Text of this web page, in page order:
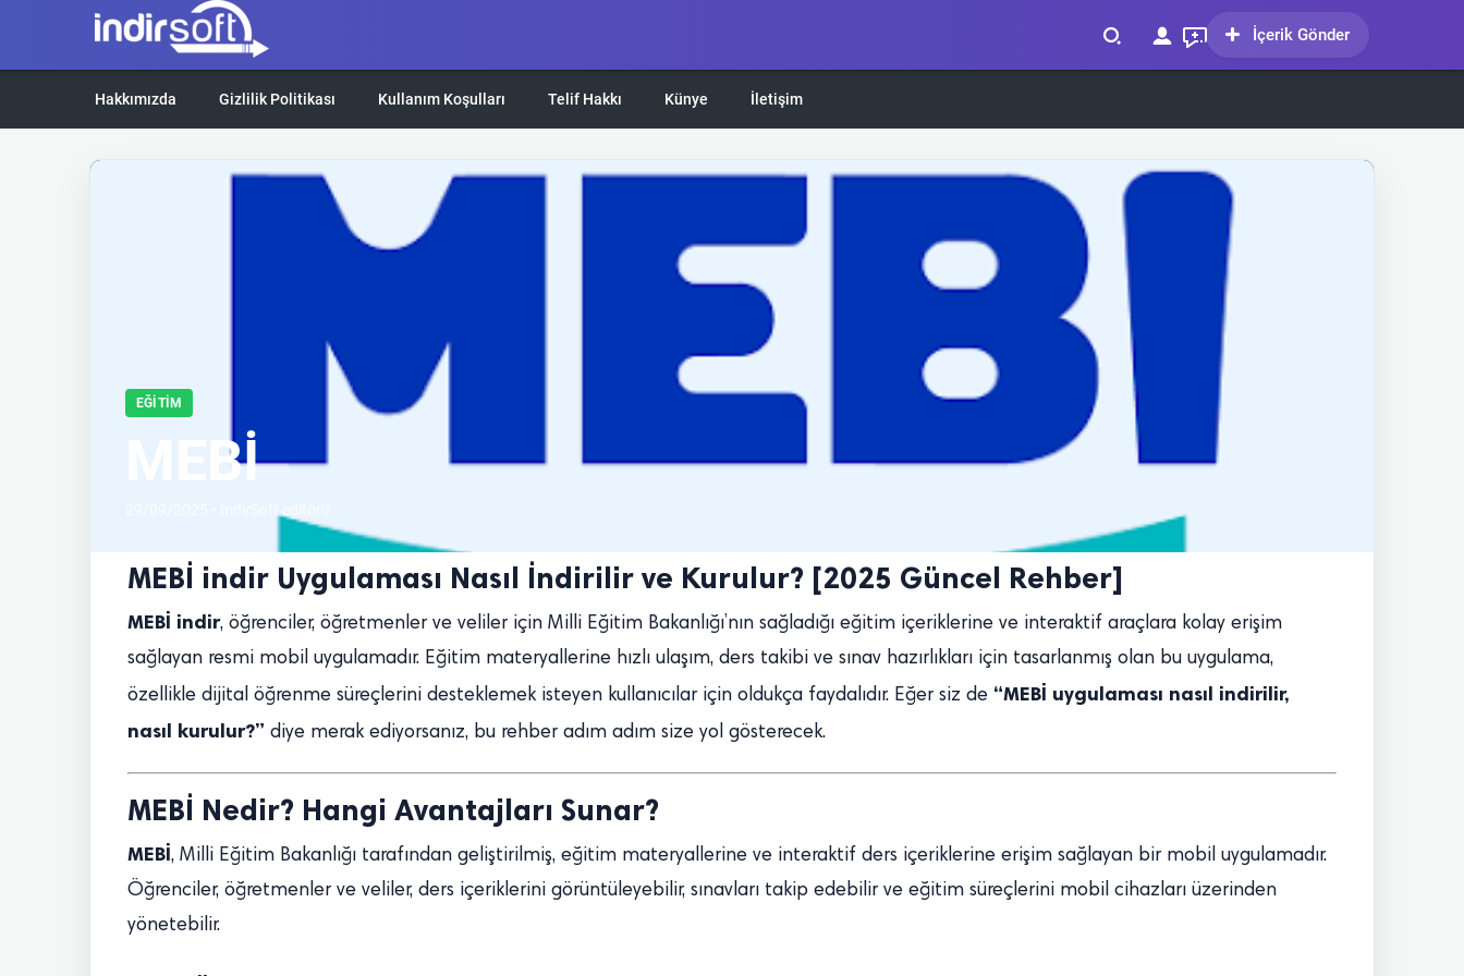
İçerik Gönder
Hakkımızda Gizlilik Politikası Kullanım Koşulları Telif Hakkı Künye İletişim
EĞITIM
MEBİ
MEBİ indir Uygulaması Nasıl İndirilir ve Kurulur? [2025 Güncel Rehber]
MEBİ indir, öğrenciler, öğretmenler ve veliler için Milli Eğitim Bakanlığı’nın sağladığı eğitim içeriklerine ve interaktif araçlara kolay erişim
sağlayan resmi mobil uygulamadır. Eğitim materyallerine hızlı ulaşım, ders takibi ve sınav hazırlıkları için tasarlanmış olan bu uygulama,
özellikle dijital öğrenme süreçlerini desteklemek isteyen kullanıcılar için oldukça faydalıdır. Eğer siz de “MEBİ uygulaması nasıl indirilir,
nasıl kurulur?” diye merak ediyorsanız, bu rehber adım adım size yol gösterecek.
MEBİ Nedir? Hangi Avantajları Sunar?
MEBİ, Milli Eğitim Bakanlığı tarafından geliştirilmiş, eğitim materyallerine ve interaktif ders içeriklerine erişim sağlayan bir mobil uygulamadır.
Öğrenciler, öğretmenler ve veliler, ders içeriklerini görüntüleyebilir, sınavları takip edebilir ve eğitim süreçlerini mobil cihazları üzerinden
yönetebilir.